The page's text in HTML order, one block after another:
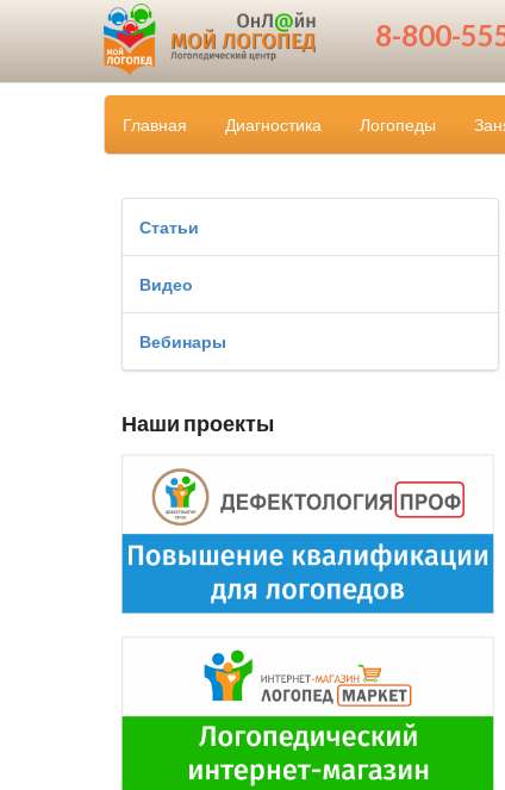
8-800-
Главная Диагностика Логопеды
Статьи
Видео
Вебинары
Наши проекты